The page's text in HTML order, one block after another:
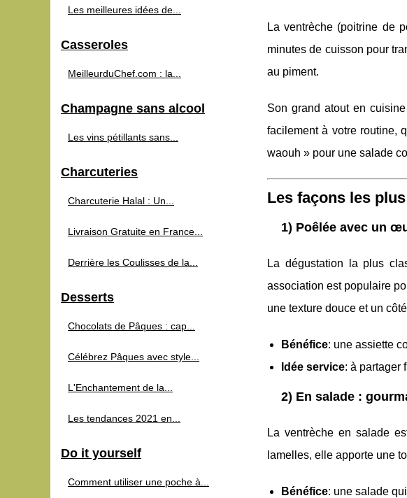
La ventrèche (poitrine de
minutes de cuisson pour
au piment.
Son grand atout en
facilement à votre routine,
waouh » pour une salade
Les façons les
1) Poêlée avec un
La dégustation la plus
association est populaire
une texture douce et un
Bénéfice: une assiette
Idée service: à partager
2) En salade :
La ventrèche en salade
lamelles, elle apporte une
Bénéfice: une salade
Les meilleures idées de...
Casseroles
MeilleurduChef.com : la...
Champagne sans alcool
Les vins pétillants sans...
Charcuteries
Charcuterie Halal : Un...
Livraison Gratuite en France...
Derrière les Coulisses de la...
Desserts
Chocolats de Pâques : cap...
Célébrez Pâques avec style...
L'Enchantement de la...
Les tendances 2021 en...
Do it yourself
Comment utiliser une poche à...